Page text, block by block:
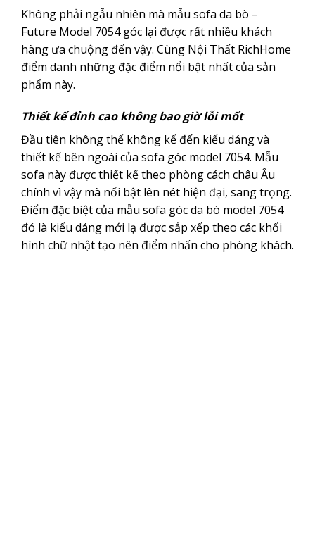
Không phải ngẫu nhiên mà mẫu sofa da bò –
Future Model 7054 góc lại được rất nhiều khách
hàng ưa chuộng đến vậy. Cùng Nội Thất RichHome
điểm danh những đặc điểm nổi bật nhất của sản
phẩm này.
Thiết kế đỉnh cao không bao giờ lỗi mốt
Đầu tiên không thể không kể đến kiểu dáng và
thiết kế bên ngoài của sofa góc model 7054. Mẫu
sofa này được thiết kế theo phòng cách châu Âu
chính vì vậy mà nổi bật lên nét hiện đại, sang trọng.
Điểm đặc biệt của mẫu sofa góc da bò model 7054
đó là kiểu dáng mới lạ được sắp xếp theo các khối
hình chữ nhật tạo nên điểm nhấn cho phòng khách.